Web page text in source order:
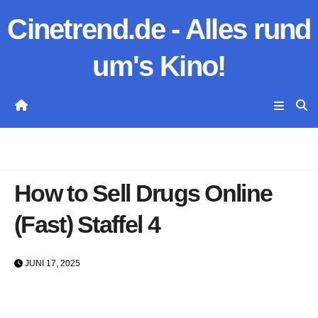
Inhalt
Cinetrend.de - Alles rund
um's Kino!
How to Sell Drugs Online
(Fast) Staffel 4
JUNI 17, 2025